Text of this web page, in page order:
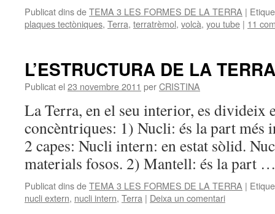
Publicat dins deTEMA 3 LES FORMES DE LA TERRA |
plaques tectòniques, Terra, terratrèmol, volcà, you tube | 11
L’ESTRUCTURA DE LA TERRA
Publicat el 23 novembre 2011 perCRISTINA
La Terra, en el seu interior, es divideix
concèntriques: 1) Nucli: és la part més
2 capes: Nucli intern: en estat sòlid.
materials fosos. 2) Mantell: és la part
Publicat dins deTEMA 3 LES FORMES DE LA TERRA |
nucli extern, nucli intern, Terra | Deixa un comentari